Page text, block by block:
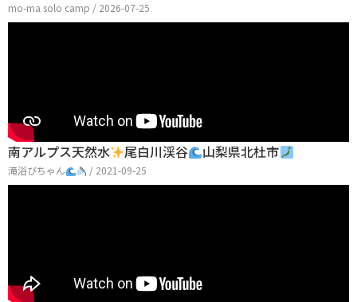
mo-ma solo camp / 2026-07-25
南アルプス天然水 尾白川渓谷 山梨県北杜市
滝浴びちゃん / 2021-09-25